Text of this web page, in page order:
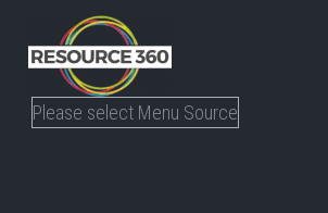
Please select Menu Source